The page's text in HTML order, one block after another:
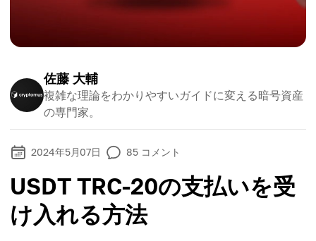
佐藤 大輔
複雑な理論をわかりやすいガイドに変える暗号資産
の専門家。
2024年5月07日 85 コメント
USDT TRC-20の支払いを受
け入れる方法